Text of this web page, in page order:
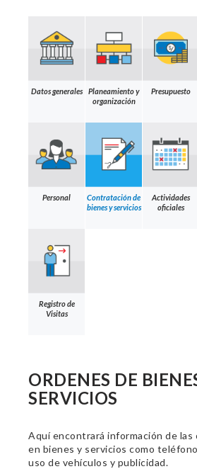
Datos generales
Planeamiento y
organización
Presupuesto
Personal
Contratación de
bienes y servicios
Actividades
oficiales
Registro de
Visitas
ORDENES DE
SERVICIOS
Aquí encontrará información de las
en bienes y servicios como
uso de vehículos y publicidad.